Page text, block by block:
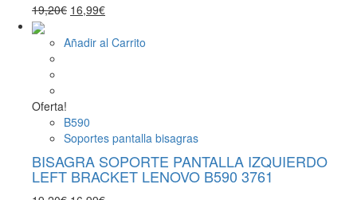
19,20€ El
original
16,99€El
actual
Añadir al Carrito
Oferta!
B590
Soportes pantalla bisagras
BISAGRA SOPORTE PANTALLA IZQUIERDO
LEFT BRACKET LENOVO B590 3761